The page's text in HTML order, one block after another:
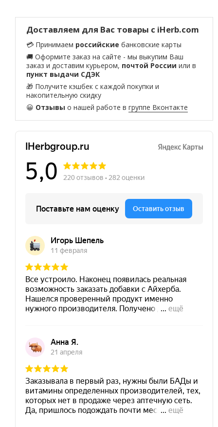
Доставляем для Вас товары с iHerb.com
💳 Принимаем российские банковские карты
🚚 Оформите заказ на сайте - мы выкупим Ваш
заказ и доставим курьером, почтой России или в
пункт выдачи СДЭК
🎁 Получите кэшбек с каждой покупки и
накопительную скидку
😀 Отзывы о нашей работе вгруппе Вконтакте